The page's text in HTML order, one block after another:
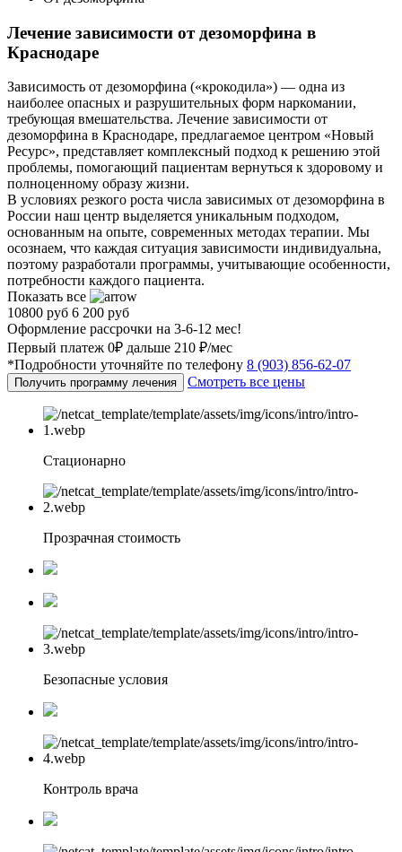
Лечение зависимости от дезоморфина в
Краснодаре
Зависимость от дезоморфина («крокодила») — одна из
наиболее опасных и разрушительных форм наркомании,
требующая вмешательства. Лечение зависимости от
дезоморфина в Краснодаре, предлагаемое центром «Новый
Ресурс», представляет комплексный подход к решению этой
проблемы, помогающий пациентам вернуться к здоровому и
полноценному образу жизни.
В условиях резкого роста числа зависимых от дезоморфина в
России наш центр выделяется уникальным подходом,
основанным на опыте, современных методах терапии. Мы
осознаем, что каждая ситуация зависимости индивидуальна,
поэтому разработали программы, учитывающие особенности,
потребности каждого пациента.
Показать все
10800 руб 6 200 руб
Оформление рассрочки на 3-6-12 мес!
Первый платеж 0₽ дальше 210 ₽/мес
*Подробности уточняйте по телефону 8 (903) 856-62-07
Получить программу лечения Смотреть все цены
Стационарно
Прозрачная стоимость
Безопасные условия
Контроль врача